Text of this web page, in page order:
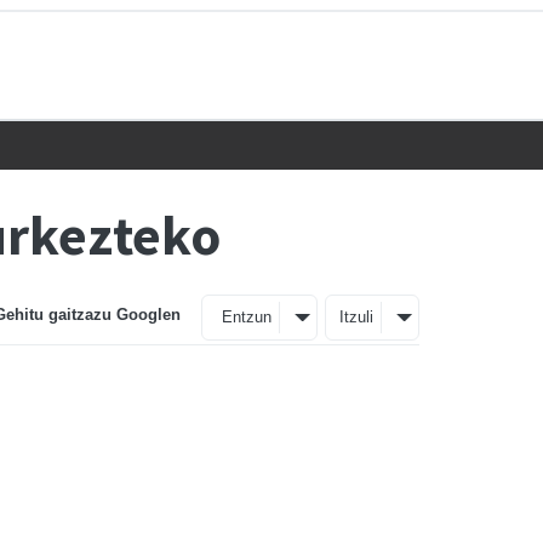
gaitzazu Googlen Entzun Itzuli